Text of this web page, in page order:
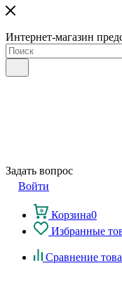
Интернет-магазин
Задать вопрос
Войти
Корзина0
Избранные
Сравнение